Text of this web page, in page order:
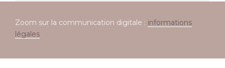
Zoom sur la communication digitale : informations
légales